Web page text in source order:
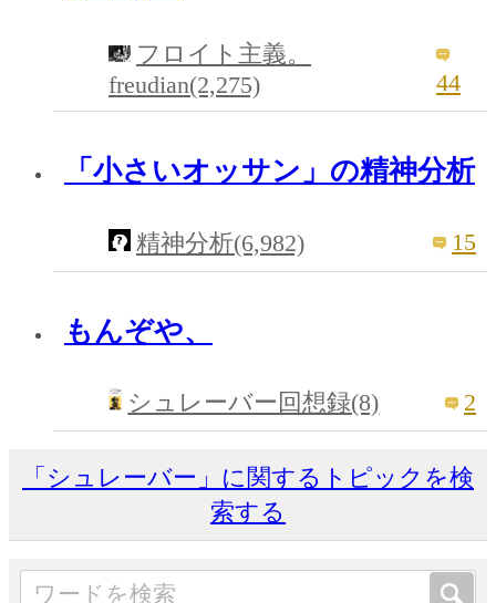
フロイト主義。
freudian(2,275)
44
「小さいオッサン」の精神分析
精神分析(6,982) 15
もんぞや、
シュレーバー回想録(8) 2
「シュレーバー」に関するトピックを検
索する